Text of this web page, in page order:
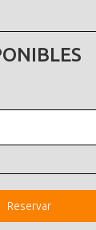
Reservar